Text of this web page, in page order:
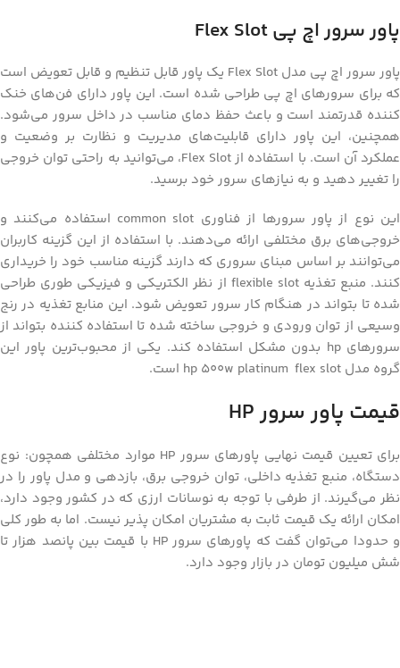
پاور سرور اچ پی Flex Slot
پاور سرور اچ پی مدل Flex Slot یک پاور قابل تنظیم و قابل تعویض است
که برای سرورهای اچ پی طراحی شده است. این پاور دارای فن‌های خنک
کننده قدرتمند است و باعث حفظ دمای مناسب در داخل سرور می‌شود.
همچنین، این پاور دارای قابلیت‌های مدیریت و نظارت بر وضعیت و
عملکرد آن است. با استفاده از Flex Slot، می‌توانید به راحتی توان خروجی
را تغییر دهید و به نیازهای سرور خود برسید.
این نوع از پاور سرورها از فناوری common slot استفاده می‌کنند و
خروجی‌های برق مختلفی ارائه می‌دهند. با استفاده از این گزینه کاربران
می‌توانند بر اساس مبنای سروری که دارند گزینه مناسب خود را خریداری
کنند. منبع تغذیه flexible slot از نظر الکتریکی و فیزیکی طوری طراحی
شده تا بتواند در هنگام کار سرور تعویض شود. این منابع تغذیه در رنج
وسیعی از توان ورودی و خروجی ساخته شده تا استفاده کننده بتواند از
سرورهای hp بدون مشکل استفاده کند. یکی از محبوب‌ترین پاور این
گروه مدل hp 500w platinum flex slot است.
قیمت پاور سرور HP
برای تعیین قیمت نهایی پاورهای سرور HP موارد مختلفی همچون: نوع
دستگاه، منبع تغذیه داخلی، توان خروجی برق، بازدهی و مدل پاور را در
نظر می‌گیرند. از طرفی با توجه به نوسانات ارزی که در کشور وجود دارد،
امکان ارائه یک قیمت ثابت به مشتریان امکان پذیر نیست. اما به طور کلی
و حدودا می‌توان گفت که پاورهای سرور HP با قیمت بین پانصد هزار تا
شش میلیون تومان در بازار وجود دارد.